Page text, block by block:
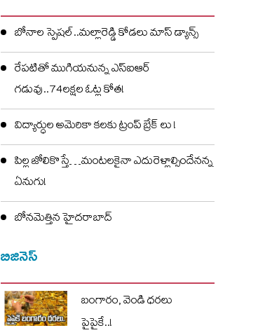
బోనాల స్పెషల్..మల్లారెడ్డి కోడలు మాస్ డ్యాన్స్
రేపటితో ముగియనున్న ఎస్‌ఐఆర్
గడువు..74లక్షల ఓట్ల కోత!
విద్యార్ధుల అమెరికా కలకు ట్రంప్ బ్రేక్ లు !
పిల్ల జోలికొస్తే…మంటలకైనా ఎదురెళ్లాల్సిందేనన్న
ఏనుగు!
బోనమెత్తిన హైదరాబాద్
బిజినెస్
బంగారం, వెండి ధరలు
పైపైకే..!